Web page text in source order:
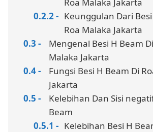
Keunggulan Dari Besi
Roa Malaka Jakarta
Mengenal Besi H Beam
Malaka Jakarta
Fungsi Besi H Beam Di
Jakarta
Kelebihan Dan Sisi
Beam
Kelebihan Besi H